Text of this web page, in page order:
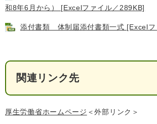
和8年6月から） [Excelファイル／289KB]
添付書類 体制届添付書類一式 [Excelフ
関連リンク先
厚生労働省ホームページ ＜外部リンク＞